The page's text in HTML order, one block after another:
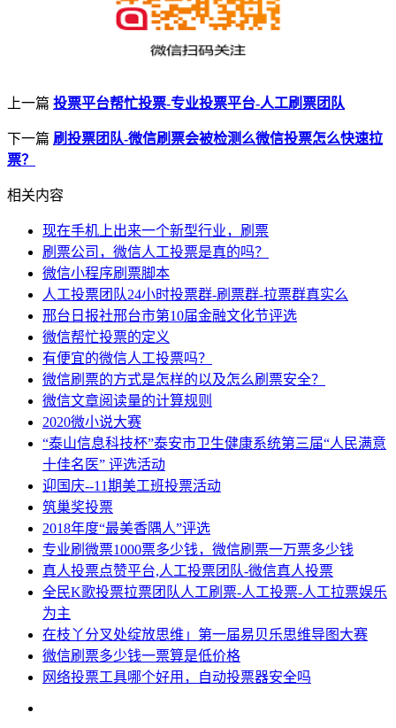
上一篇 投票平台帮忙投票-专业投票平台-人工刷票团队
下一篇 刷投票团队-微信刷票会被检测么微信投票怎么快速拉
票？
相关内容
现在手机上出来一个新型行业，刷票
刷票公司，微信人工投票是真的吗？
微信小程序刷票脚本
人工投票团队24小时投票群-刷票群-拉票群真实么
邢台日报社邢台市第10届金融文化节评选
微信帮忙投票的定义
​有便宜的微信人工投票吗？
微信刷票的方式是怎样的以及怎么刷票安全？
微信文章阅读量的计算规则
2020微小说大赛
“泰山信息科技杯”泰安市卫生健康系统第三届“人民满意
十佳名医” 评选活动
迎国庆--11期美工班投票活动
筑巢奖投票
2018年度“最美香隅人”评选
专业刷微票1000票多少钱，微信刷票一万票多少钱
真人投票点赞平台,人工投票团队-微信真人投票
全民K歌投票拉票团队人工刷票-人工投票-人工拉票娱乐
为主
在枝丫分叉处绽放思维」第一届易贝乐思维导图大赛
微信刷票多少钱一票算是低价格
网络投票工具哪个好用，自动投票器安全吗